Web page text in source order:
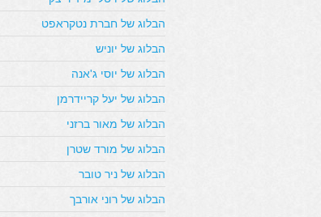
הבלוג של חברת נטקראפט
הבלוג של יוניש
הבלוג של יוסי ג'אנה
הבלוג של יעל קריידרמן
הבלוג של מאור ברזני
הבלוג של מורד שטרן
הבלוג של ניר טובר
הבלוג של רוני אורבך